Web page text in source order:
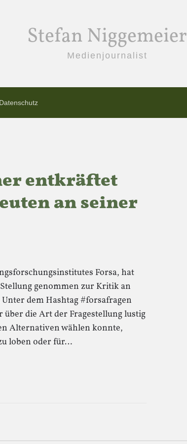
Stefan Niggemeier
Medienjournalist
Datenschutz
entkräftet
an seiner
Forsa, hat
genommen zur Kritik an
dem Hashtag #forsafragen
die Art der Fragestellung lustig
Alternativen wählen konnte,
loben oder für…